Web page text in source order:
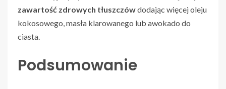
zawartość zdrowych tłuszczówdodając więcej oleju
kokosowego, masła klarowanego lub awokado do
ciasta.
Podsumowanie